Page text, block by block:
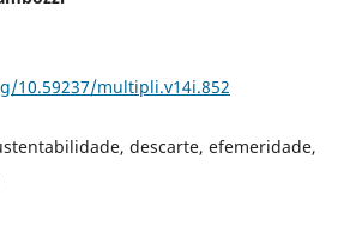
10.59237/multipli.v14i.852
descarte, efemeridade,